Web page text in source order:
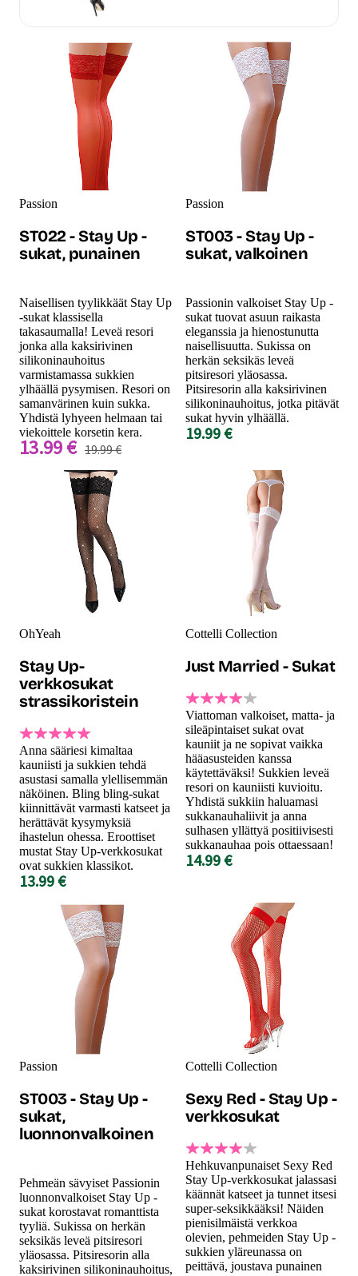
Passion
ST022 - Stay Up -
sukat, punainen
Naisellisen tyylikkäät Stay Up
-sukat klassisella
takasaumalla! Leveä resori
jonka alla kaksirivinen
silikoninauhoitus
varmistamassa sukkien
ylhäällä pysymisen. Resori on
samanvärinen kuin sukka.
Yhdistä lyhyeen helmaan tai
viekoittele korsetin kera.
13.99 € 19.99 €
Passion
ST003 - Stay Up -
sukat, valkoinen
Passionin valkoiset Stay Up -
sukat tuovat asuun raikasta
eleganssia ja hienostunutta
naisellisuutta. Sukissa on
herkän seksikäs leveä
pitsiresori yläosassa.
Pitsiresorin alla kaksirivinen
silikoninauhoitus, jotka pitävät
sukat hyvin ylhäällä.
19.99 €
OhYeah
Stay Up-
verkkosukat
strassikoristein
Anna sääriesi kimaltaa
kauniisti ja sukkien tehdä
asustasi samalla ylellisemmän
näköinen. Bling bling-sukat
kiinnittävät varmasti katseet ja
herättävät kysymyksiä
ihastelun ohessa. Eroottiset
mustat Stay Up-verkkosukat
ovat sukkien klassikot.
13.99 €
Cottelli Collection
Just Married - Sukat
Viattoman valkoiset, matta- ja
sileäpintaiset sukat ovat
kauniit ja ne sopivat vaikka
hääasusteiden kanssa
käytettäväksi! Sukkien leveä
resori on kauniisti kuvioitu.
Yhdistä sukkiin haluamasi
sukkanauhaliivit ja anna
sulhasen yllättyä positiivisesti
sukkanauhaa pois ottaessaan!
14.99 €
Passion
ST003 - Stay Up -
sukat,
luonnonvalkoinen
Pehmeän sävyiset Passionin
luonnonvalkoiset Stay Up -
sukat korostavat romanttista
tyyliä. Sukissa on herkän
seksikäs leveä pitsiresori
yläosassa. Pitsiresorin alla
kaksirivinen silikoninauhoitus,
Cottelli Collection
Sexy Red - Stay Up -
verkkosukat
Hehkuvanpunaiset Sexy Red
Stay Up-verkkosukat jalassasi
käännät katseet ja tunnet itsesi
super-seksikkääksi! Näiden
pienisilmäistä verkkoa
olevien, pehmeiden Stay Up -
sukkien yläreunassa on
peittävä, joustava punainen